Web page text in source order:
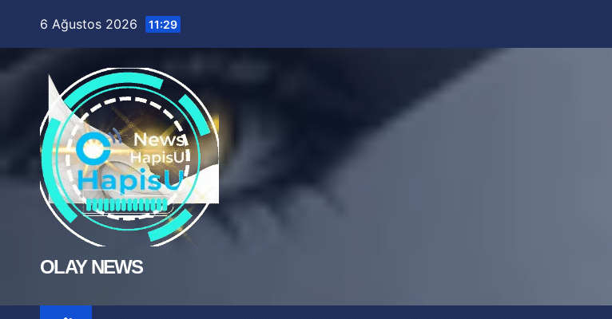
6 Ağustos 2026 11:29
OLAY NEWS